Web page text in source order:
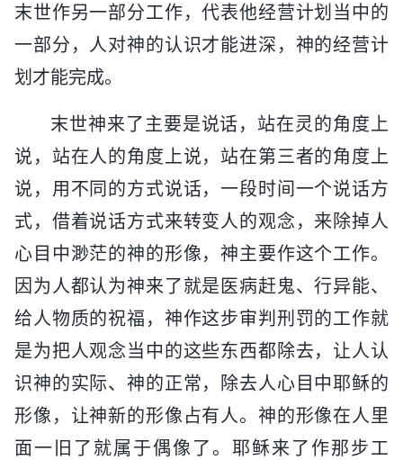
末世作另一部分工作，代表他经营计划当中的
一部分，人对神的认识才能进深，神的经营计
划才能完成。
末世神来了主要是说话，站在灵的角度上
说，站在人的角度上说，站在第三者的角度上
说，用不同的方式说话，一段时间一个说话方
式，借着说话方式来转变人的观念，来除掉人
心目中渺茫的神的形像，神主要作这个工作。
因为人都认为神来了就是医病赶鬼、行异能、
给人物质的祝福，神作这步审判刑罚的工作就
是为把人观念当中的这些东西都除去，让人认
识神的实际、神的正常，除去人心目中耶稣的
形像，让神新的形像占有人。神的形像在人里
面一旧了就属于偶像了。耶稣来了作那步工